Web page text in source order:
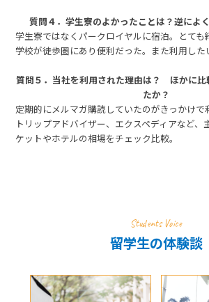
質問４．学生寮のよかったことは？逆によ
学生寮ではなくパークロイヤルに宿泊。とても
学校が徒歩圏にあり便利だった。また利用した
質問５．当社を利用された理由は？ ほかに比
たか？
定期的にメルマガ購読していたのがきっかけで
トリップアドバイザー、エクスペディアなど、
ケットやホテルの相場をチェック比較。
Students Voice
留学生の体験談